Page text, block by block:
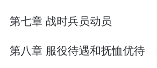
第七章 战时兵员动员
第八章 服役待遇和抚恤优待